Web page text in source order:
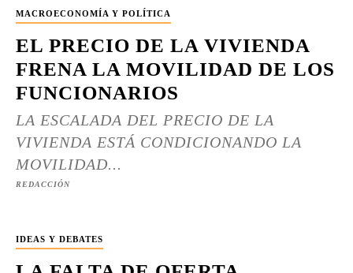
MACROECONOMÍA Y POLÍTICA
EL PRECIO DE LA VIVIENDA
FRENA LA MOVILIDAD DE LOS
FUNCIONARIOS
LA ESCALADA DEL PRECIO DE LA
VIVIENDA ESTÁ CONDICIONANDO LA
MOVILIDAD...
REDACCIÓN
IDEAS Y DEBATES